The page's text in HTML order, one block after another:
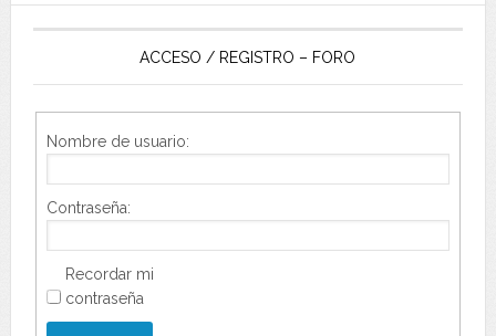
ACCESO / REGISTRO – FORO
Nombre de usuario:
Contraseña:
Recordar mi
contraseña